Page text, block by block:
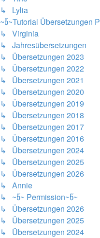
↳ Lylia
~წ~Tutorial Übersetzungen
↳ Virginia
↳ Jahresübersetzungen
↳ Übersetzungen 2023
↳ Übersetzungen 2022
↳ Übersetzungen 2021
↳ Übersetzungen 2020
↳ Übersetzungen 2019
↳ Übersetzungen 2018
↳ Übersetzungen 2017
↳ Übersetzungen 2016
↳ Übersetzungen 2024
↳ Übersetzungen 2025
↳ Übersetzungen 2026
↳ Annie
↳ ~წ~ Permission~წ~
↳ Übersetzungen 2026
↳ Übersetzungen 2025
↳ Übersetzungen 2024